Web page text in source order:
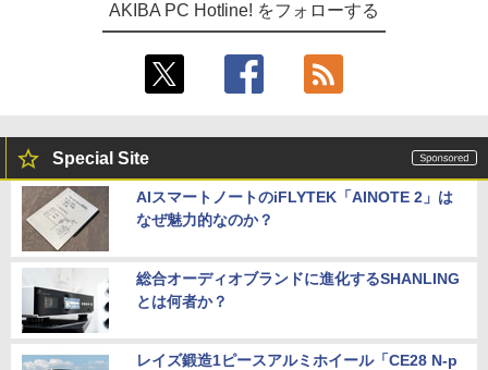
AKIBA PC Hotline! をフォローする
Special Site
AIスマートノートのiFLYTEK「AINOTE 2」は
なぜ魅力的なのか？
総合オーディオブランドに進化するSHANLING
とは何者か？
レイズ鍛造1ピースアルミホイール「CE28 N-p